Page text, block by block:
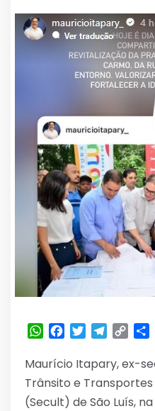
WhatsApp
Facebook
TwitterTelegram
Copy
Maurício Itapary, ex-
Trânsito e
(Secult) de São Luís,